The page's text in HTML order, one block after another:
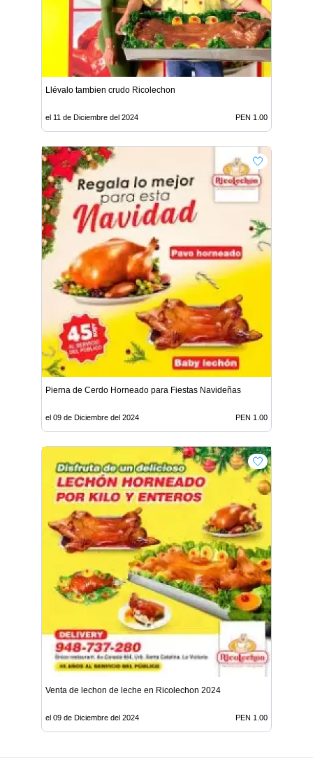
Llévalo tambien crudo Ricolechon
el 11 de Diciembre del 2024 PEN 1.00
Pierna de Cerdo Horneado para Fiestas Navideñas
el 09 de Diciembre del 2024 PEN 1.00
Venta de lechon de leche en Ricolechon 2024
el 09 de Diciembre del 2024 PEN 1.00